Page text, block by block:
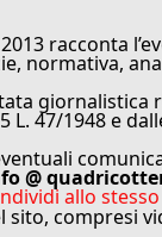
racconta
normativa,
giornalistica
47/1948 e
@
allo
sito, compresi